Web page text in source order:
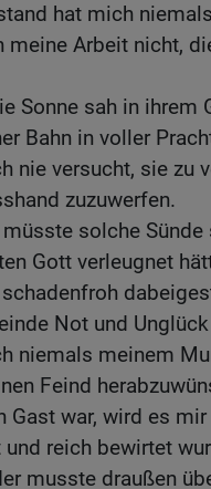
hat mich
meine Arbeit nicht,
Sonne sah in ihrem
Bahn in voller
nie versucht, sie zu
zuzuwerfen.
müsste solche Sünde
Gott verleugnet
Not und
niemals meinem
Feind
Gast war, wird es mir
reich bewirtet
musste draußen